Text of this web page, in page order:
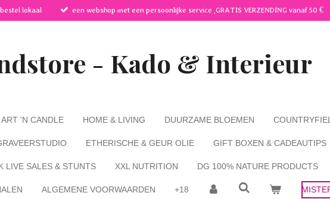
lokaal een webshop met een persoonlijke service ,GRATIS VERZENDING vanaf 50 €
- Kado & Interieur
ART 'N CANDLE HOME & LIVING DUURZAME BLOEMEN
ETHERISCHE & GEUR OLIE GIFT BOXEN & CADEAUTIPS
LIVE SALES & STUNTS XXL NUTRITION DG 100% NATURE PRODUCTS
ALGEMENE VOORWAARDEN +18